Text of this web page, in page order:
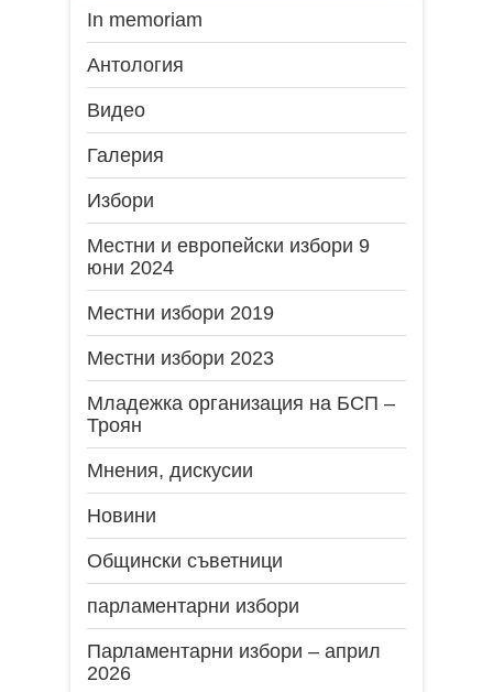
In memoriam
Антология
Видео
Галерия
Избори
Местни и европейски избори 9
юни 2024
Местни избори 2019
Местни избори 2023
Младежка организация на БСП –
Троян
Мнения, дискусии
Новини
Общински съветници
парламентарни избори
Парламентарни избори – април
2026